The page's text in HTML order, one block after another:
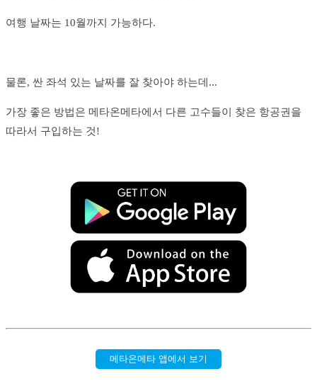
여행 날짜는 10월까지 가능하다.
물론, 싼 좌석 있는 날짜를 잘 찾아야 하는데...
가장 좋은 방법은 메타온메타에서 다른 고수들이 찾은 항공권을
따라서 구입하는 것!
메타온메타 앱에서 보기